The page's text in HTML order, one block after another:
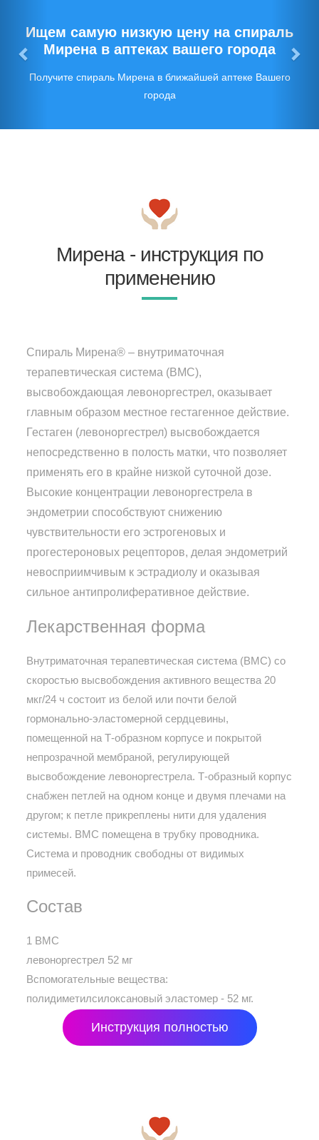
Ищем самую низкую цену на спираль
Мирена в аптеках вашего города
Получите спираль Мирена в ближайшей аптеке Вашего
города
Мирена - инструкция по
применению
Спираль Мирена® – внутриматочная
терапевтическая система (ВМС),
высвобождающая левоноргестрел, оказывает
главным образом местное гестагенное действие.
Гестаген (левоноргестрел) высвобождается
непосредственно в полость матки, что позволяет
применять его в крайне низкой суточной дозе.
Высокие концентрации левоноргестрела в
эндометрии способствуют снижению
чувствительности его эстрогеновых и
прогестероновых рецепторов, делая эндометрий
невосприимчивым к эстрадиолу и оказывая
сильное антипролиферативное действие.
Лекарственная форма
Внутриматочная терапевтическая система (ВМС) со
скоростью высвобождения активного вещества 20
мкг/24 ч состоит из белой или почти белой
гормонально-эластомерной сердцевины,
помещенной на Т-образном корпусе и покрытой
непрозрачной мембраной, регулирующей
высвобождение левоноргестрела. Т-образный корпус
снабжен петлей на одном конце и двумя плечами на
другом; к петле прикреплены нити для удаления
системы. ВМС помещена в трубку проводника.
Система и проводник свободны от видимых
примесей.
Состав
1 ВМС
левоноргестрел 52 мг
Вспомогательные вещества:
полидиметилсилоксановый эластомер - 52 мг.
Инструкция полностью